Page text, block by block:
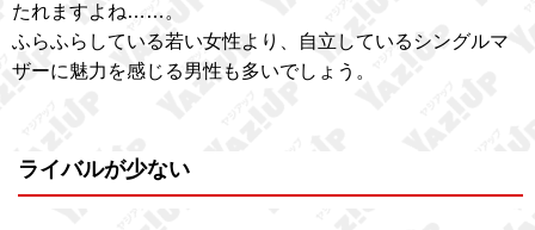
たれますよね……。
ふらふらしている若い女性より、自立しているシングルマ
ザーに魅力を感じる男性も多いでしょう。
ライバルが少ない